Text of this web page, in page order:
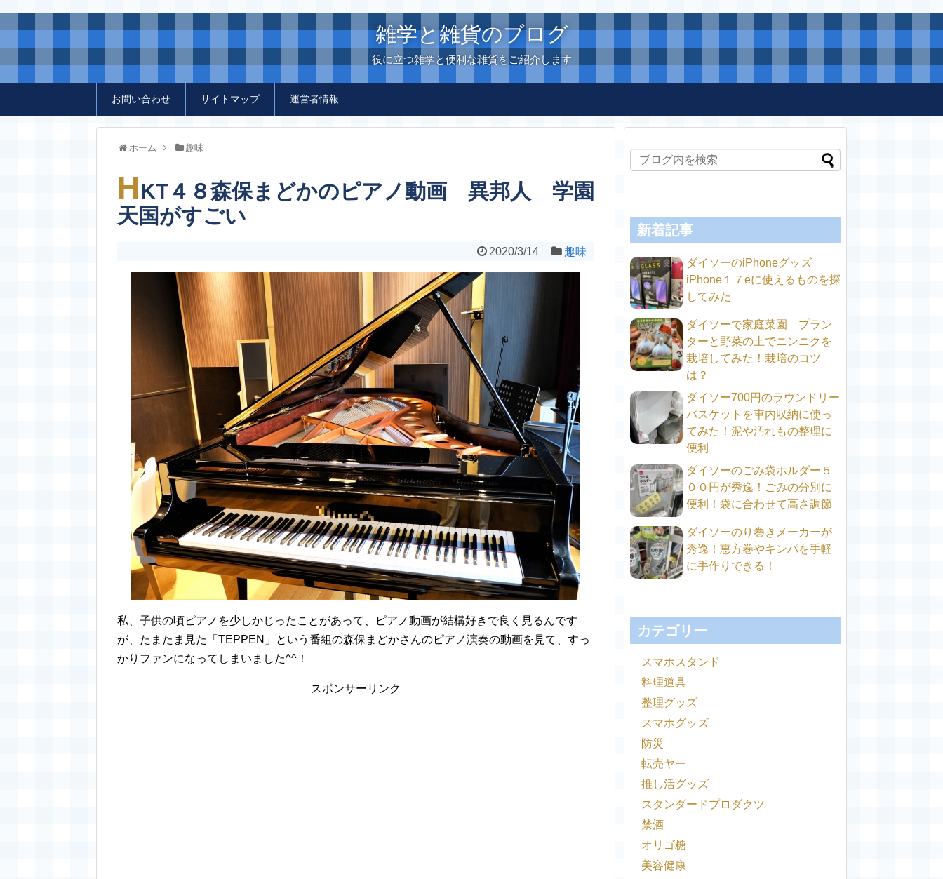
雑学と雑貨のブログ
役に立つ雑学と便利な雑貨をご紹介します
お問い合わせ サイトマップ 運営者情報
ホーム 趣味
HKT４８森保まどかのピアノ動画 異邦人 学園
天国がすごい
2020/3/14 趣味
私、子供の頃ピアノを少しかじったことがあって、ピアノ動画が結構好きで良く見るんです
が、たまたま見た「TEPPEN」という番組の森保まどかさんのピアノ演奏の動画を見て、すっ
かりファンになってしまいました^^！
スポンサーリンク
新着記事
ダイソーのiPhoneグッズ
iPhone１７eに使えるものを探
してみた
ダイソーで家庭菜園 プラン
ターと野菜の土でニンニクを
栽培してみた！栽培のコツ
は？
ダイソー700円のラウンドリー
バスケットを車内収納に使っ
てみた！泥や汚れもの整理に
便利
ダイソーのごみ袋ホルダー５
００円が秀逸！ごみの分別に
便利！袋に合わせて高さ調節
ダイソーのり巻きメーカーが
秀逸！恵方巻やキンパを手軽
に手作りできる！
カテゴリー
スマホスタンド
料理道具
整理グッズ
スマホグッズ
防災
転売ヤー
推し活グッズ
スタンダードプロダクツ
禁酒
オリゴ糖
美容健康